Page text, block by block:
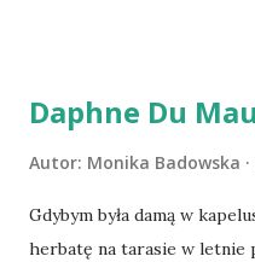
Daphne Du
Autor: Monika Badowska
Gdybym była damą w
herbatę na tarasie w letnie